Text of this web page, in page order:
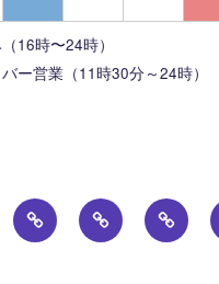
16時〜24時）
ー営業（11時30分～24時）
FOOD DRINK PHOTO